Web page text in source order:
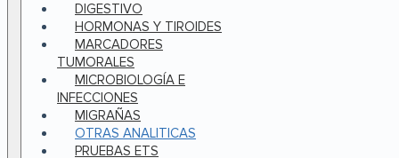
DIGESTIVO
HORMONAS Y TIROIDES
MARCADORES
TUMORALES
MICROBIOLOGÍA E
INFECCIONES
MIGRAÑAS
OTRAS ANALITICAS
PRUEBAS ETS